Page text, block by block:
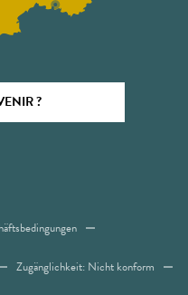
?
Zugänglichkeit: Nicht konform